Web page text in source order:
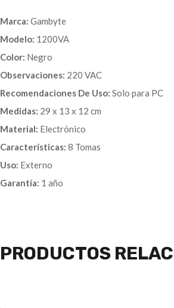
Marca: Gambyte
Modelo: 1200VA
Color: Negro
Observaciones: 220 VAC
Recomendaciones De Uso: Solo para PC
Medidas: 29 x 13 x 12 cm
Material: Electrónico
Características: 8 Tomas
Uso: Externo
Garantía: 1 año
PRODUCTOS